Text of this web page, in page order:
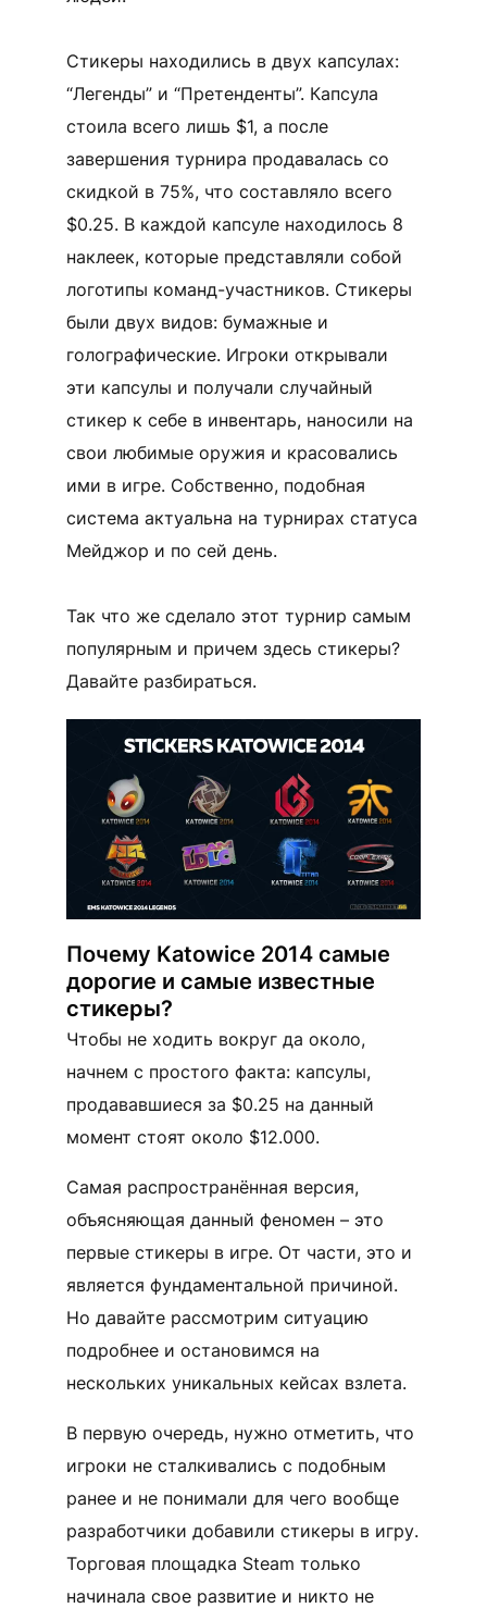
Стикеры находились в двух капсулах:
“Легенды” и “Претенденты”. Капсула
стоила всего лишь $1, а после
завершения турнира продавалась со
скидкой в 75%, что составляло всего
$0.25. В каждой капсуле находилось 8
наклеек, которые представляли собой
логотипы команд-участников. Стикеры
были двух видов: бумажные и
голографические. Игроки открывали
эти капсулы и получали случайный
стикер к себе в инвентарь, наносили на
свои любимые оружия и красовались
ими в игре. Собственно, подобная
система актуальна на турнирах статуса
Мейджор и по сей день.
Так что же сделало этот турнир самым
популярным и причем здесь стикеры?
Давайте разбираться.
Почему Katowice 2014 самые
дорогие и самые известные
стикеры?
Чтобы не ходить вокруг да около,
начнем с простого факта: капсулы,
продававшиеся за $0.25 на данный
момент стоят около $12.000.
Самая распространённая версия,
объясняющая данный феномен – это
первые стикеры в игре. От части, это и
является фундаментальной причиной.
Но давайте рассмотрим ситуацию
подробнее и остановимся на
нескольких уникальных кейсах взлета.
В первую очередь, нужно отметить, что
игроки не сталкивались с подобным
ранее и не понимали для чего вообще
разработчики добавили стикеры в игру.
Торговая площадка Steam только
начинала свое развитие и никто не